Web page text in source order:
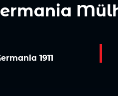
1911